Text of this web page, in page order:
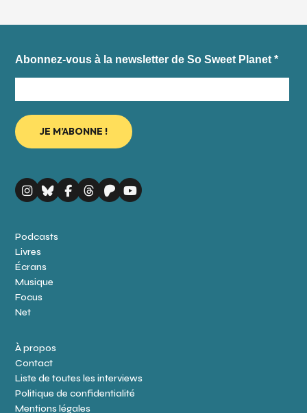
Abonnez-vous à la newsletter de So Sweet Planet*
Podcasts
Livres
Écrans
Musique
Focus
Net
À propos
Contact
Liste de toutes les interviews
Politique de confidentialité
Mentions légales